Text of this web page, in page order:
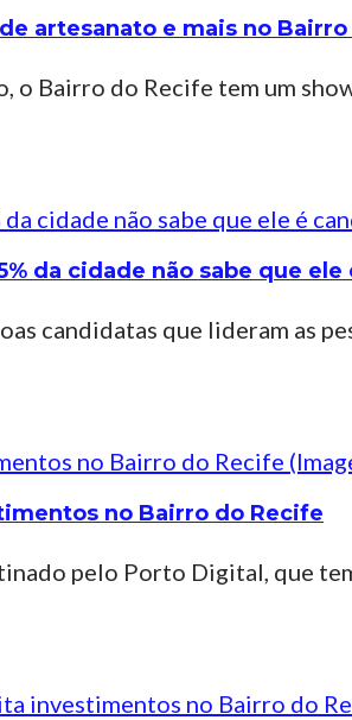
artesanato e mais no
o Bairro do Recife tem um
da cidade não sabe que
candidatas que lideram as
no Bairro do Recife
pelo Porto Digital, que